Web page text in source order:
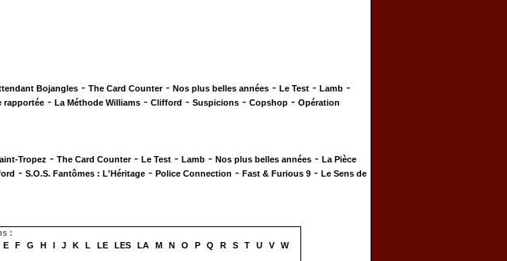
Bojangles - The Card Counter- Nos plus belles années - Le Test - Lamb -
rapportée - La Méthode Williams - Clifford - Suspicions - Copshop - Opération
Tropez - The Card Counter- Le Test - Lamb - Nos plus belles années - La Pièce
- S.O.S. Fantômes : L'Héritage - Police Connection - Fast & Furious 9 - Le Sens de
:
E F G H I J K L LE LES LA M N O P Q R S T U V
W